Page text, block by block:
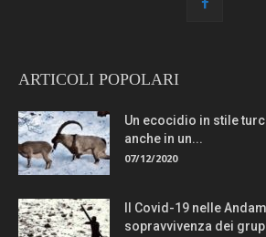
ARTICOLI POPOLARI
Un ecocidio in stile
anche in un...
07/12/2020
Il Covid-19 nelle
sopravvivenza dei